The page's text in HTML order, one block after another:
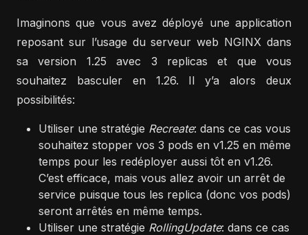
Imaginons que vous avez déployé une application
reposant sur l’usage du serveur web NGINX dans
sa version 1.25 avec 3 replicas et que vous
souhaitez basculer en 1.26. Il y’a alors deux
possibilités:
Utiliser une stratégie Recreate: dans ce cas vous
souhaitez stopper vos 3 pods en v1.25 en même
temps pour les redéployer aussi tôt en v1.26.
C’est efficace, mais vous allez avoir un arrêt de
service puisque tous les replica (donc vos pods)
seront arrêtés en même temps.
Utiliser une stratégie RollingUpdate: dans ce cas